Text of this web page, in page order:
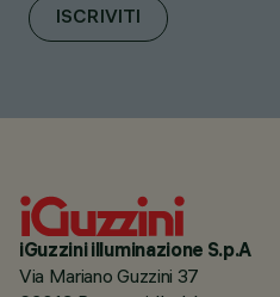
ISCRIVITI
iGuzzini illuminazione S.p.A
Via Mariano Guzzini 37